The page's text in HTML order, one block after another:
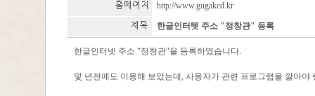
http://www.gugakcd.kr
한글인터텟 주소 "정창관" 등록
한글인터넷 주소 "정창관"을 등록하였습니다.
몇 년전에도 이용해 보았는데, 사용자가 관련 프로그램을 깔아